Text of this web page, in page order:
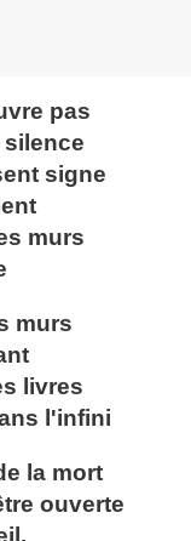
pas
signe
murs
murs
livres
l'infini
la mort
ouverte